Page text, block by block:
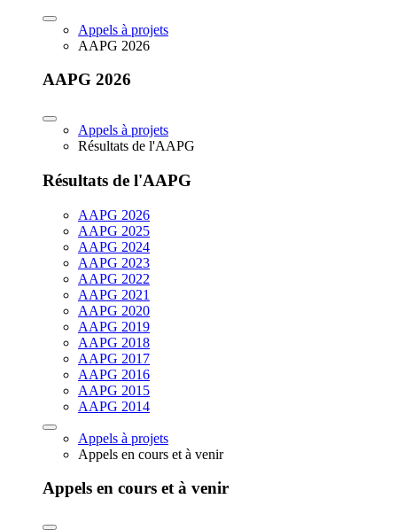
Appels à projets
AAPG 2026
AAPG 2026
Appels à projets
Résultats de l'AAPG
Résultats de l'AAPG
AAPG 2026
AAPG 2025
AAPG 2024
AAPG 2023
AAPG 2022
AAPG 2021
AAPG 2020
AAPG 2019
AAPG 2018
AAPG 2017
AAPG 2016
AAPG 2015
AAPG 2014
Appels à projets
Appels en cours et à venir
Appels en cours et à venir